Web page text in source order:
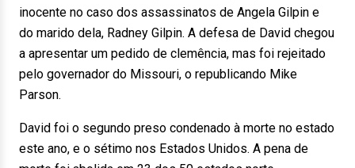
inocente no caso dos assassinatos de Angela Gilpin e
do marido dela, Radney Gilpin. A defesa de David chegou
a apresentar um pedido de clemência, mas foi rejeitado
pelo governador do Missouri, o republicando Mike
Parson.
David foi o segundo preso condenado à morte no estado
este ano, e o sétimo nos Estados Unidos. A pena de